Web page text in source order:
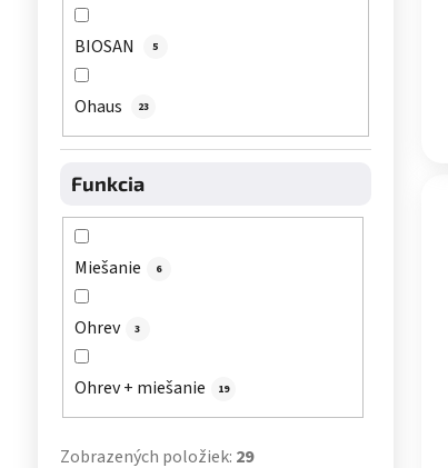
BIOSAN 5
Ohaus 23
Funkcia
Miešanie 6
Ohrev 3
Ohrev + miešanie 19
Zobrazených položiek: 29